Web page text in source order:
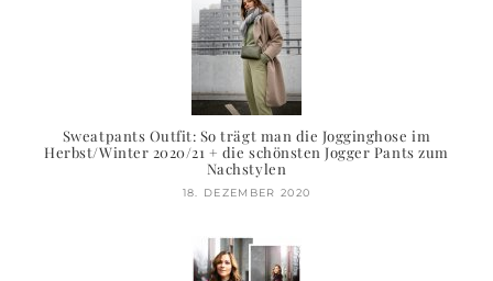
Sweatpants Outfit: So trägt man die Jogginghose im
Herbst/Winter 2020/21 + die schönsten Jogger Pants zum
Nachstylen
18. DEZEMBER 2020